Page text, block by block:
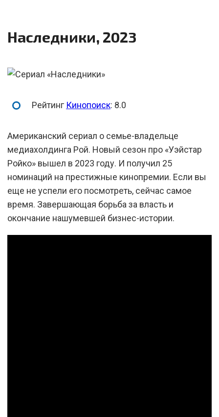
Наследники, 2023
Рейтинг Кинопоиск: 8.0
Американский сериал о семье-владельце
медиахолдинга Рой. Новый сезон про «Уэйстар
Ройко» вышел в 2023 году. И получил 25
номинаций на престижные кинопремии. Если вы
еще не успели его посмотреть, сейчас самое
время. Завершающая борьба за власть и
окончание нашумевшей бизнес-истории.